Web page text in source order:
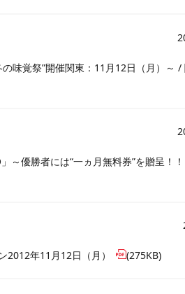
味覚祭”開催関東：11月12日（月）～ /
～優勝者には“一ヵ月無料券”を贈呈！
年11月12日（月） (275KB)